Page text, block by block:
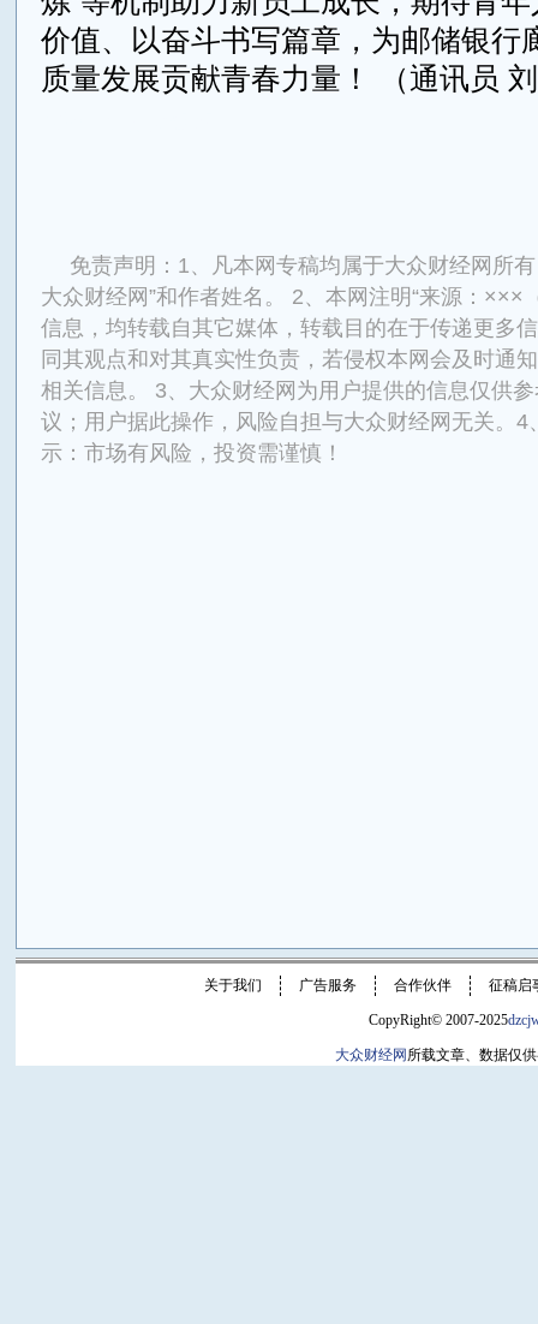
价值、以奋斗书写篇章，为邮储银行
质量发展贡献青春力量！ （通讯员
免责声明：1、凡本网专稿均属于大众财经网所
大众财经网”和作者姓名。 2、本网注明“来源：×××
信息，均转载自其它媒体，转载目的在于传递更多
同其观点和对其真实性负责，若侵权本网会及时通
相关信息。 3、大众财经网为用户提供的信息仅供
议；用户据此操作，风险自担与大众财经网无关。4
示：市场有风险，投资需谨慎！
关于我们 广告服务 合作伙伴 征稿启
CopyRight© 2007-2025
大众财经网 所载文章、数据仅